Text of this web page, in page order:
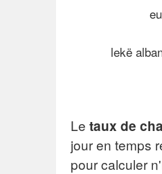
lekë
Le taux de
jour en temps
pour calculer